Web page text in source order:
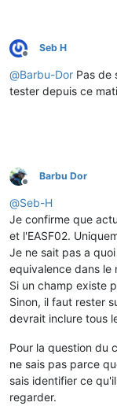
Offline
Seb H
@Barbu-Dor Pas de
tester depuis ce
Offline
Barbu Dor
@Seb-H
Je confirme que
et l'EASF02.
Je ne sait pas a
equivalence dans le
Si un champ existe
Sinon, il faut rester
devrait inclure tous
Pour la question du
ne sais pas parce
sais identifier ce
regarder.